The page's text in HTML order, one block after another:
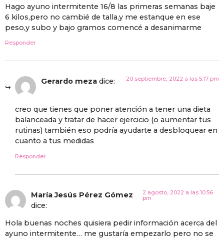
Hago ayuno intermitente 16/8 las primeras semanas baje
6 kilos,pero no cambié de talla,y me estanque en ese
peso,y subo y bajo gramos comencé a desanimarme
Responder
Gerardo meza dice: 20 septiembre, 2022 a las 5:17 pm
creo que tienes que poner atención a tener una dieta
balanceada y tratar de hacer ejercicio (o aumentar tus
rutinas) también eso podría ayudarte a desbloquear en
cuanto a tus medidas
Responder
María Jesús Pérez Gómez
dice:
2 agosto, 2022 a las 10:56
pm
Hola buenas noches quisiera pedir información acerca del
ayuno intermitente… me gustaría empezarlo pero no se